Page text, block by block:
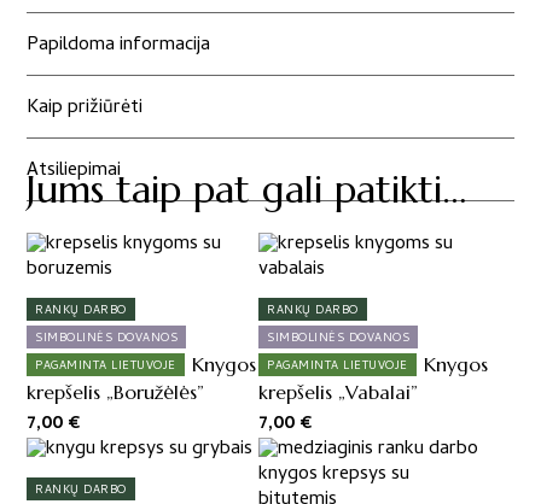
Papildoma informacija
Kaip prižiūrėti
Atsiliepimai
Jums taip pat gali patikti…
RANKŲ DARBO
SIMBOLINĖS DOVANOS
PAGAMINTA LIETUVOJE
Knygos
krepšelis „Boružėlės”
7,00€
RANKŲ DARBO
SIMBOLINĖS DOVANOS
PAGAMINTA LIETUVOJE
Knygos
krepšelis „Vabalai”
7,00€
RANKŲ DARBO